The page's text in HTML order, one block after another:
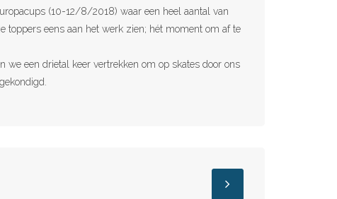
(10-12/8/2018) waar een heel aantal van
toppers eens aan het werk zien; hét moment om af te
een drietal keer vertrekken om op skates door ons